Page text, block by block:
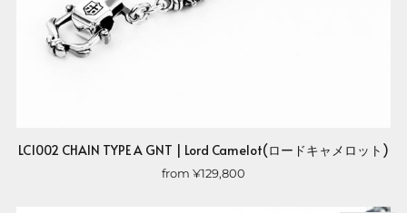
LC1002 CHAIN TYPE A GNT | Lord Camelot(ロードキャメロット)
from ¥129,800